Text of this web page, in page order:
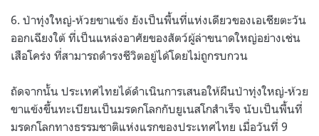
6. ป่าทุ่งใหญ่-ห้วยขาแข้ง ยังเป็นพื้นที่แห่งเดียวของเอเชียตะวัน
ออกเฉียงใต้ ที่เป็นแหล่งอาศัยของสัตว์ผู้ล่าขนาดใหญ่อย่างเช่น
เสือโคร่ง ที่สามารถดำรงชีวิตอยู่ได้โดยไม่ถูกรบกวน
ถัดจากนั้น ประเทศไทยได้ดำเนินการเสนอให้ผืนป่าทุ่งใหญ่-ห้วย
ขาแข้งขึ้นทะเบียนเป็นมรดกโลกกับยูเนสโกสำเร็จ นับเป็นพื้นที่
มรดกโลกทางธรรมชาติแห่งแรกของประเทศไทย เมื่อวันที่ 9